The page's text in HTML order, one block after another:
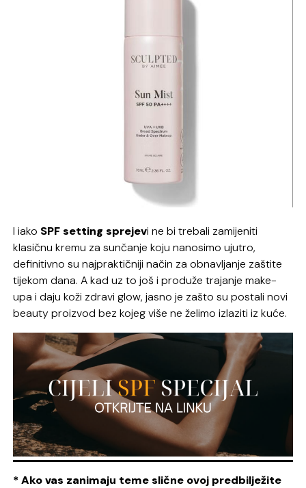
I iako SPF setting sprejevi ne bi trebali zamijeniti
klasičnu kremu za sunčanje koju nanosimo ujutro,
definitivno su najpraktičniji način za obnavljanje zaštite
tijekom dana. A kad uz to još i produže trajanje make-
upa i daju koži zdravi glow, jasno je zašto su postali novi
beauty proizvod bez kojeg više ne želimo izlaziti iz kuće.
* Ako vas zanimaju teme slične ovoj predbilježite